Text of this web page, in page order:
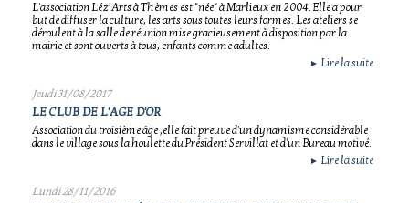
L'association Léz’Arts à Thèmes est "née" à Marlieux en 2004. Elle a pour
but de diffuser la culture, les arts sous toutes leurs formes. Les ateliers se
déroulent à la salle de réunion mise gracieusement à disposition par la
mairie et sont ouverts à tous, enfants comme adultes.
► Lire la suite
Jeudi 31/08/2017
LE CLUB DE L'AGE D'OR
Association du troisième âge ,elle fait preuve d'un dynamisme considérable
dans le village sous la houlette du Président Servillat et d'un Bureau motivé.
► Lire la suite
Lundi 28/11/2016